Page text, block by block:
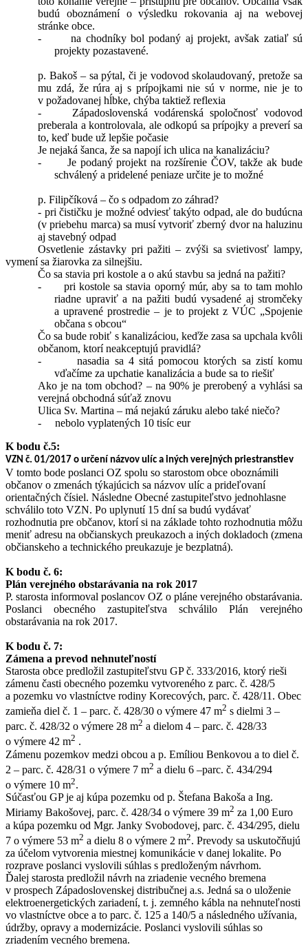
budú oboznámení o výsledku rokovania aj na webovej
stránke obce.
-
na chodníky bol podaný aj projekt, avšak zatiaľ sú
projekty pozastavené.
p. Bakoš – sa pýtal, či je vodovod skolaudovaný, pretože sa
mu zdá, že rúra aj s prípojkami nie sú v norme, nie je to
v požadovanej hĺbke, chýba taktiež reflexia
- Západoslovenská vodárenská spoločnosť vodovod
preberala a kontrolovala, ale odkopú sa prípojky a preverí sa
to, keď bude už lepšie počasie
Je nejaká šanca, že sa napojí ich ulica na kanalizáciu?
-
Je podaný projekt na rozšírenie ČOV, takže ak bude
schválený a pridelené peniaze určite je to možné
p. Filipčíková – čo s odpadom zo záhrad?
- pri čističku je možné odviesť takýto odpad, ale do budúcna
(v priebehu marca) sa musí vytvoriť zberný dvor na haluzinu
aj stavebný odpad
Osvetlenie zástavky pri pažiti – zvýši sa svietivosť lampy,
vymení sa žiarovka za silnejšiu.
Čo sa stavia pri kostole a o akú stavbu sa jedná na pažiti?
-
pri kostole sa stavia oporný múr, aby sa to tam mohlo
riadne upraviť a na pažiti budú vysadené aj stromčeky
a upravené prostredie – je to projekt z VÚC „Spojenie
občana s obcou“
Čo sa bude robiť s kanalizáciou, keďže zasa sa upchala kvôli
občanom, ktorí neakceptujú pravidlá?
-
nasadia sa 4 sitá pomocou ktorých sa zistí komu
vďačíme za upchatie kanalizácia a bude sa to riešiť
Ako je na tom obchod? – na 90% je prerobený a vyhlási sa
verejná obchodná súťaž znovu
Ulica Sv. Martina – má nejakú záruku alebo také niečo?
-
nebolo vyplatených 10 tisíc eur
K bodu č.5:
VZN č. 01/2017 o určení názvov ulíc a iných verejných priestranstiev
V tomto bode poslanci OZ spolu so starostom obce oboznámili
občanov o zmenách týkajúcich sa názvov ulíc a prideľovaní
orientačných čísiel. Následne Obecné zastupiteľstvo jednohlasne
schválilo toto VZN. Po uplynutí 15 dní sa budú vydávať
rozhodnutia pre občanov, ktorí si na základe tohto rozhodnutia môžu
meniť adresu na občianskych preukazoch a iných dokladoch (zmena
občianskeho a technického preukazuje je bezplatná).
K bodu č. 6:
Plán verejného obstarávania na rok 2017
P. starosta informoval poslancov OZ o pláne verejného obstarávania.
Poslanci obecného zastupiteľstva schválilo Plán verejného
obstarávania na rok 2017.
K bodu č. 7:
Zámena a prevod nehnuteľností
Starosta obce predložil zastupiteľstvu GP č. 333/2016, ktorý rieši
zámenu časti obecného pozemku vytvoreného z parc. č. 428/5
a pozemku vo vlastníctve rodiny Korecových, parc. č. 428/11. Obec
zamieňa diel č. 1 – parc. č. 428/30 o výmere 47 m2 s dielmi 3 –
parc. č. 428/32 o výmere 28 m2 a dielom 4 – parc. č. 428/33
o výmere 42 m2 .
Zámenu pozemkov medzi obcou a p. Emíliou Benkovou a to diel č.
2 – parc. č. 428/31 o výmere 7 m2 a dielu 6 –parc. č. 434/294
o výmere 10 m2.
Súčasťou GP je aj kúpa pozemku od p. Štefana Bakoša a Ing.
Miriamy Bakošovej, parc. č. 428/34 o výmere 39 m2 za 1,00 Euro
a kúpa pozemku od Mgr. Janky Svobodovej, parc. č. 434/295, dielu
7 o výmere 53 m2 a dielu 8 o výmere 2 m2. Prevody sa uskutočňujú
za účelom vytvorenia miestnej komunikácie v danej lokalite. Po
rozprave poslanci vyslovili súhlas s predloženým návrhom.
Ďalej starosta predložil návrh na zriadenie vecného bremena
v prospech Západoslovenskej distribučnej a.s. Jedná sa o uloženie
elektroenergetických zariadení, t. j. zemného kábla na nehnuteľnosti
vo vlastníctve obce a to parc. č. 125 a 140/5 a následného užívania,
údržby, opravy a modernizácie. Poslanci vyslovili súhlas so
zriadením vecného bremena.